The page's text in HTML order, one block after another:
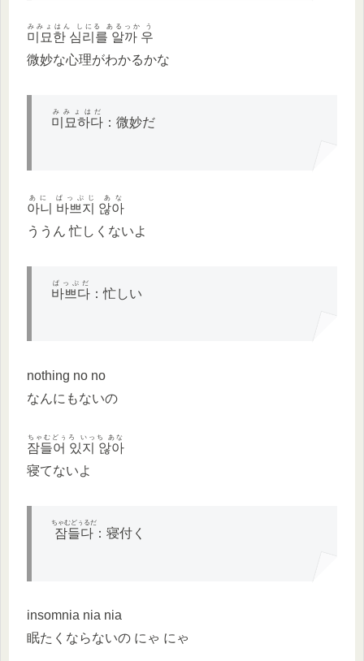
미묘한 심리를 알까 우
みみょはん しにる あるっか う
微妙な心理がわかるかな
미묘하다
みみょはだ
：微妙だ
아니 바쁘지 않아
あに ぱっぷじ あな
ううん 忙しくないよ
바쁘다
ぱっぷだ
：忙しい
nothing no no
なんにもないの
잠들어 있지 않아
ちゃむどぅろ いっち あな
寝てないよ
잠들다
ちゃむどぅるだ
：寝付く
insomnia nia nia
眠たくならないの にゃ にゃ